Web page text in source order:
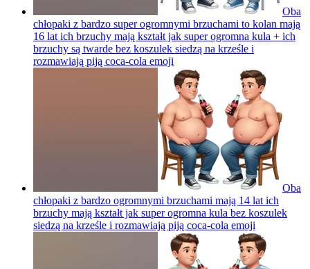
Oba
chłopaki z bardzo super ogromnymi brzuchami to kolan mają
16 lat ich brzuchy mają kształt jak super ogromna kula + ich
brzuchy są twarde bez koszulek siedzą na krześle i
rozmawiają piją coca-cola emoji
Oba
chłopaki z bardzo ogromnymi brzuchami mają 14 lat ich
brzuchy mają kształt jak super ogromna kula bez koszulek
siedzą na krześle i rozmawiają piją coca-cola emoji